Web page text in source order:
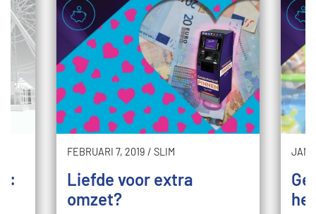
FEBRUARI 7, 2019 / SLIM
Liefde voor extra
omzet?